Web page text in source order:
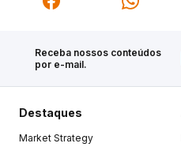
Receba nossos conteúdos
por e-mail.
Destaques
Market Strategy